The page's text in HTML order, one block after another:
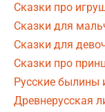
Сказки про
Сказки для
Сказки для
Сказки про
Русские былины
Древнерусская